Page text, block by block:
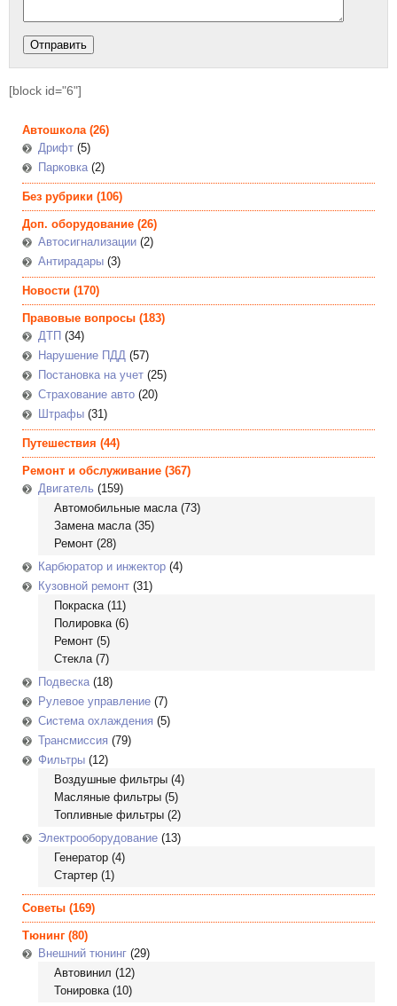
[block id="6"]
Автошкола(26)
Дрифт (5)
Парковка(2)
Без рубрики (106)
Доп. оборудование (26)
Автосигнализации (2)
Антирадары (3)
Новости (170)
Правовые вопросы (183)
ДТП (34)
Нарушение ПДД (57)
Постановка на учет (25)
Страхование авто (20)
Штрафы (31)
Путешествия (44)
Ремонт и обслуживание (367)
Двигатель (159)
Автомобильные масла(73)
Замена масла(35)
Ремонт (28)
Карбюратор и инжектор (4)
Кузовной ремонт (31)
Покраска(11)
Полировка(6)
Ремонт (5)
Стекла(7)
Подвеска(18)
Рулевое управление (7)
Система охлаждения (5)
Трансмиссия (79)
Фильтры (12)
Воздушные фильтры (4)
Масляные фильтры (5)
Топливные фильтры (2)
Электрооборудование (13)
Генератор (4)
Стартер (1)
Советы (169)
Тюнинг (80)
Внешний тюнинг (29)
Автовинил (12)
Тонировка(10)